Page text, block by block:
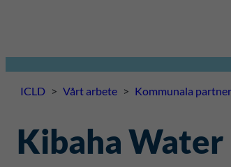
ICLD > Vårt arbete > Kommunala
Kibaha